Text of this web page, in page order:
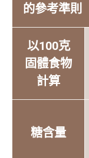
的參考準則
以100克
固體食物
計算
糖含量